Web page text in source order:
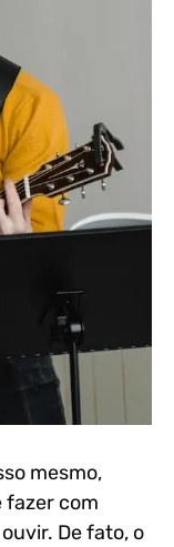
mesmo,
fazer com
De fato, o